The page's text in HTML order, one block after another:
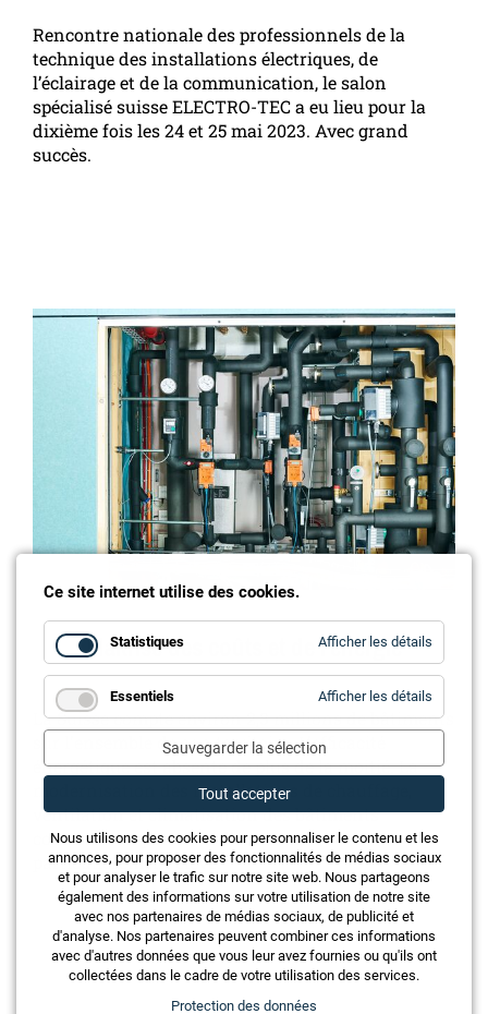
Rencontre nationale des professionnels de la
technique des installations électriques, de
l’éclairage et de la communication, le salon
spécialisé suisse ELECTRO-TEC a eu lieu pour la
dixième fois les 24 et 25 mai 2023. Avec grand
succès.
Maîtrise des coûts et de l'énergie
La Suisse compte environ 2,3 millions de bâtiments
sur l'ensemble de son territoire. L'efficacité
énergétique est absente de plus de la moitié. La
modernisation des installations de chauffage,
ventilation et climatisation des bâtiments
constitue un potentiel d'économies
particulièrement élevé.
Ce site internet utilise des cookies.
Statistiques Afficher les détails
Essentiels Afficher les détails
Sauvegarder la sélection
Tout accepter
Nous utilisons des cookies pour personnaliser le contenu et les
annonces, pour proposer des fonctionnalités de médias sociaux
et pour analyser le trafic sur notre site web. Nous partageons
également des informations sur votre utilisation de notre site
avec nos partenaires de médias sociaux, de publicité et
d'analyse. Nos partenaires peuvent combiner ces informations
avec d'autres données que vous leur avez fournies ou qu'ils ont
collectées dans le cadre de votre utilisation des services.
Protection des données